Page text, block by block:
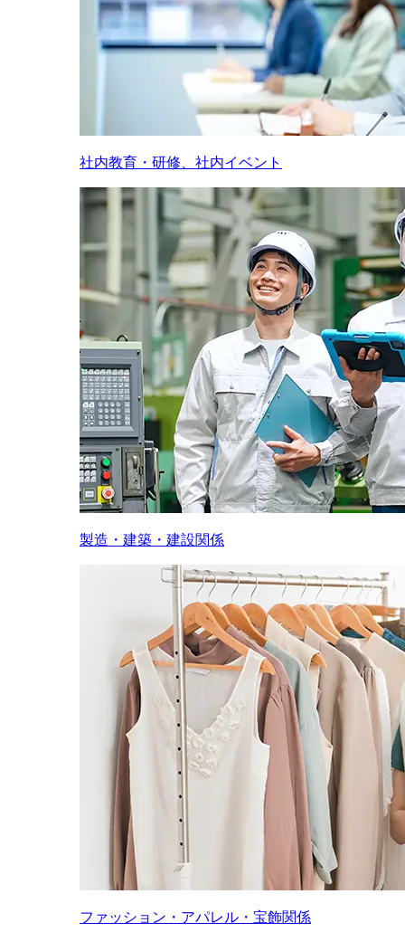
社内教育・研修、社内イベント
製造・建築・建設関係
ファッション・アパレル・宝飾関係